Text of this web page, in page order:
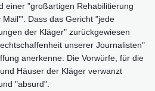
einer "großartigen Rehabilitierung
Dass das Gericht "jede
der Kläger" zurückgewiesen
unserer Journalisten"
anerkenne. Die Vorwürfe, für die
Häuser der Kläger verwanzt
"absurd".